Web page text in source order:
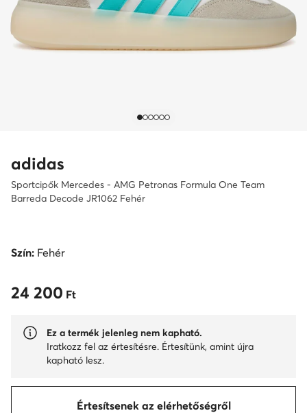
adidas
Sportcipők Mercedes - AMG Petronas Formula One Team
Barreda Decode JR1062 Fehér
Szín: Fehér
24 200 Ft
24 200 Ft
Ez a termék jelenleg nem kapható.
Iratkozz fel az értesítésre. Értesítünk, amint újra
kapható lesz.
Értesítsenek az elérhetőségről